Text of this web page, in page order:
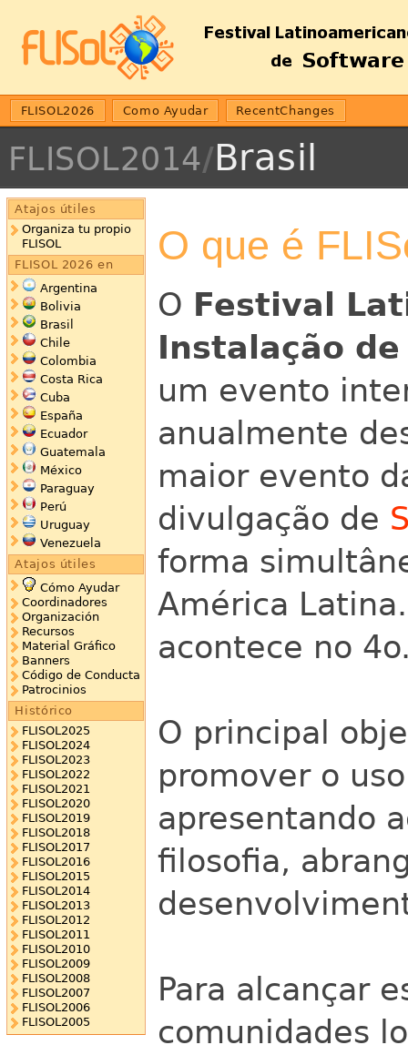
FLISOL2026 Como Ayudar RecentChanges
FLISOL2014/Brasil
Atajos útiles
Organiza tu propio
FLISOL
FLISOL 2026 en
Argentina
Bolivia
Brasil
Chile
Colombia
Costa Rica
Cuba
España
Ecuador
Guatemala
México
Paraguay
Perú
Uruguay
Venezuela
Atajos útiles
Cómo Ayudar
Coordinadores
Organización
Recursos
Material Gráfico
Banners
Código de Conducta
Patrocinios
Histórico
FLISOL2025
FLISOL2024
FLISOL2023
FLISOL2022
FLISOL2021
FLISOL2020
FLISOL2019
FLISOL2018
FLISOL2017
FLISOL2016
FLISOL2015
FLISOL2014
FLISOL2013
FLISOL2012
FLISOL2011
FLISOL2010
FLISOL2009
FLISOL2008
FLISOL2007
FLISOL2006
FLISOL2005
O que é
O Festival
Instalação
um evento
anualmente
maior evento
divulgação de
forma
América
acontece no
O principal
promover o
apresentando
filosofia,
Para alcançar
comunidades